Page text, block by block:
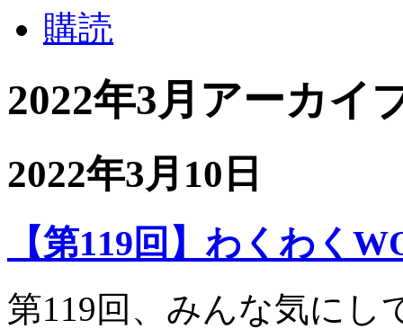
購読
2022年3月アーカイ
2022年3月10日
【第119回】わくわく
第119回、みんな気に